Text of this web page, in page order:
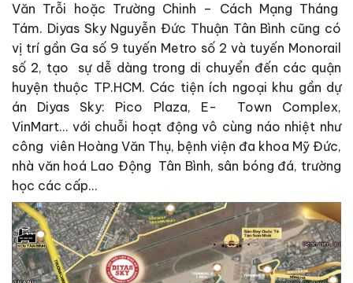
Văn Trỗi hoặc Trường Chinh – Cách Mạng Tháng
Tám. Diyas Sky Nguyễn Đức Thuận Tân Bình cũng có
vị trí gần Ga số 9 tuyến Metro số 2 và tuyến Monorail
số 2, tạo sự dễ dàng trong di chuyển đến các quận
huyện thuộc TP.HCM. Các tiện ích ngoại khu gần dự
án Diyas Sky: Pico Plaza, E- Town Complex,
VinMart… với chuỗi hoạt động vô cùng náo nhiệt như
công viên Hoàng Văn Thụ, bệnh viện đa khoa Mỹ Đức,
nhà văn hoá Lao Động Tân Bình, sân bóng đá, trường
học các cấp…